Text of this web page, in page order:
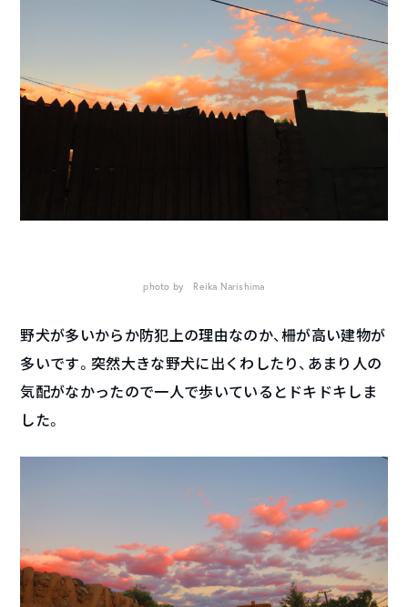
photo by Reika Narishima
野犬が多いからか防犯上の理由なのか、柵が高い建物が
多いです。突然大きな野犬に出くわしたり、あまり人の
気配がなかったので一人で歩いているとドキドキしま
した。